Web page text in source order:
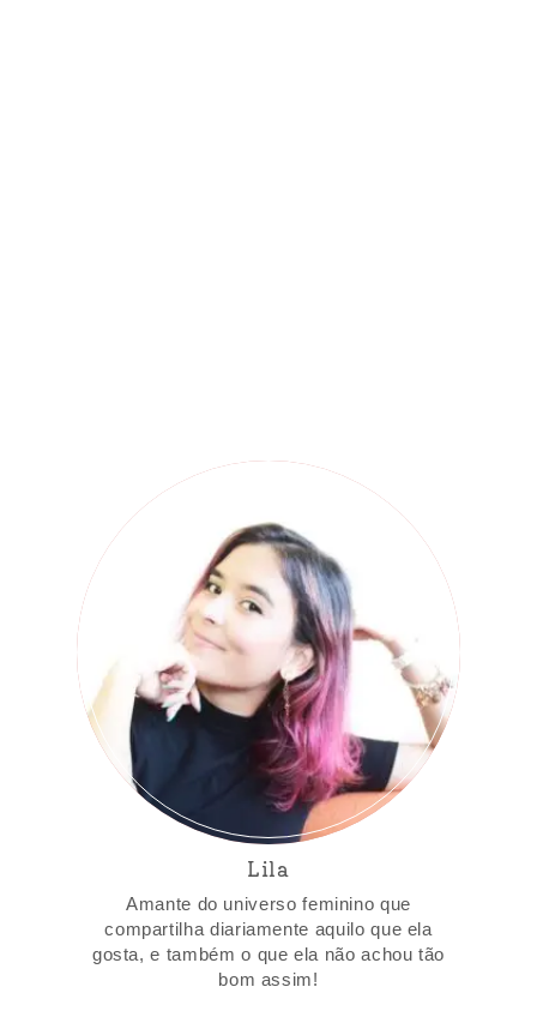
Lila
Amante do universo feminino que
compartilha diariamente aquilo que ela
gosta, e também o que ela não achou tão
bom assim!